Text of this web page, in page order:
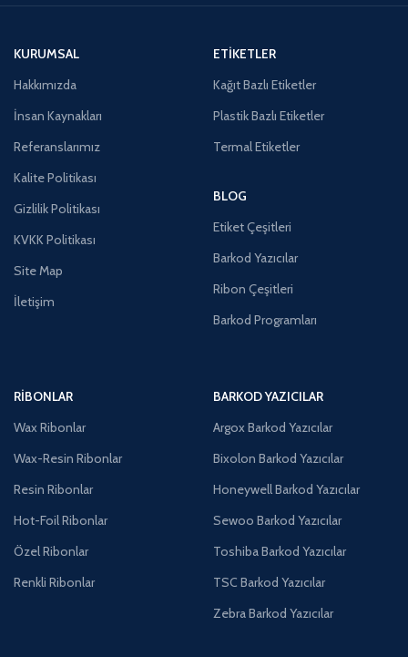
KURUMSAL
Hakkımızda
İnsan Kaynakları
Referanslarımız
Kalite Politikası
Gizlilik Politikası
KVKK Politikası
Site Map
İletişim
ETIKETLER
Kağıt Bazlı Etiketler
Plastik Bazlı Etiketler
Termal Etiketler
BLOG
Etiket Çeşitleri
Barkod Yazıcılar
Ribon Çeşitleri
Barkod Programları
RIBONLAR
Wax Ribonlar
Wax-Resin Ribonlar
Resin Ribonlar
Hot-Foil Ribonlar
Özel Ribonlar
Renkli Ribonlar
BARKOD YAZICILAR
Argox Barkod Yazıcılar
Bixolon Barkod Yazıcılar
Honeywell Barkod Yazıcılar
Sewoo Barkod Yazıcılar
Toshiba Barkod Yazıcılar
TSC Barkod Yazıcılar
Zebra Barkod Yazıcılar